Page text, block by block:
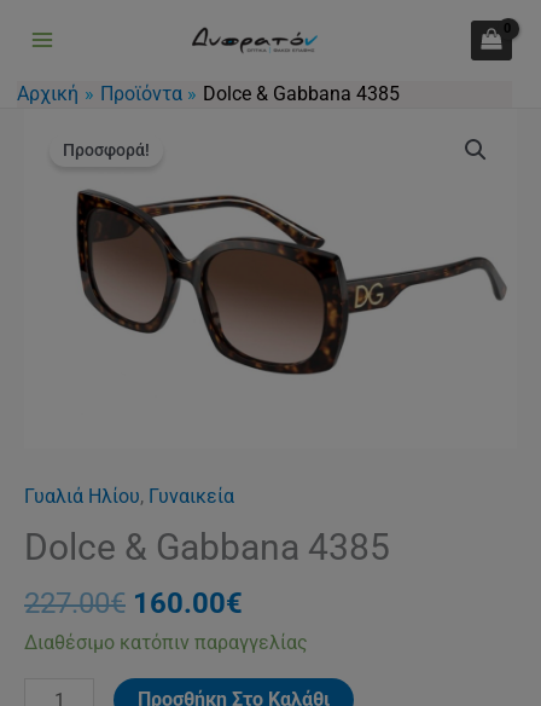
περιεχόμενο
Αρχική Προϊόντα Dolce & Gabbana 4385
Προσφορά!
Γυαλιά Ηλίου, Γυναικεία
Dolce & Gabbana 4385
227.00€
price
227.00€.
160.00€
τιμή
είναι:
160.00€.
Διαθέσιμο κατόπιν παραγγελίας
Gabbana
ποσότητα
Προσθήκη Στο Καλάθι
ποσότητα